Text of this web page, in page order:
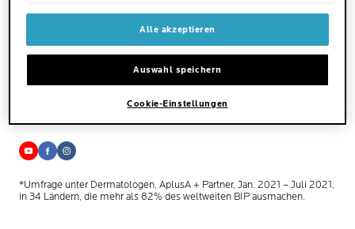
COOKIE EINSTELLUNGEN
NUTZUNGSBEDINGUNGEN
FOUNDATION LA ROCHE-POSAY
*Umfrage unter Dermatologen, AplusA + Partner, Jan. 2021 – Juli 2021,
in 34 Ländern, die mehr als 82% des weltweiten BIP ausmachen.
Alle akzeptieren
Auswahl speichern
Cookie-Einstellungen